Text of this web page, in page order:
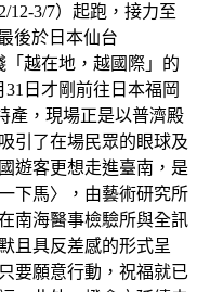
12-3/7）起跑，接力至
後於日本仙台
「越在地，越國際」的
日才剛前往日本福岡
產，現場正是以普濟殿
引了在場民眾的眼球及
遊客更想走進臺南，是
下馬〉，由藝術研究所
南海醫事檢驗所與全訊
且具反差感的形式呈
要願意行動，祝福就已